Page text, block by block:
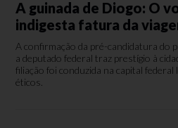
A guinada de Diogo: O
indigesta fatura da
A confirmação da pré-candidatura do
a deputado federal traz prestígio à
filiação foi conduzida na capital
éticos.